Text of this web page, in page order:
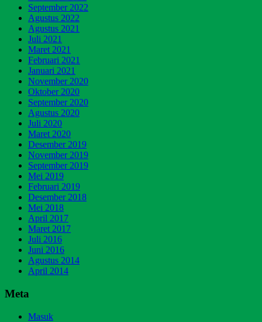
September 2022
Agustus 2022
Agustus 2021
Juli 2021
Maret 2021
Februari 2021
Januari 2021
November 2020
Oktober 2020
September 2020
Agustus 2020
Juli 2020
Maret 2020
Desember 2019
November 2019
September 2019
Mei 2019
Februari 2019
Desember 2018
Mei 2018
April 2017
Maret 2017
Juli 2016
Juni 2016
Agustus 2014
April 2014
Meta
Masuk